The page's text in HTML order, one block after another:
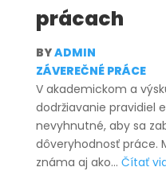
prácach
BYADMIN
ZÁVEREČNÉ PRÁCE
V akademickom a
dodržiavanie pravidiel
nevyhnutné, aby sa
dôveryhodnosť práce.
známa aj ako… Čítať